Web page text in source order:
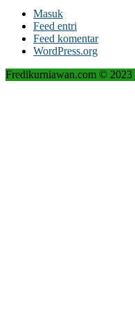
Masuk
Feed entri
Feed komentar
WordPress.org
Fredikurniawan.com © 2023